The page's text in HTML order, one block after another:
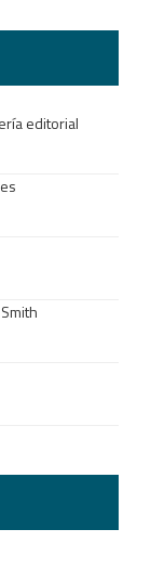
editorial